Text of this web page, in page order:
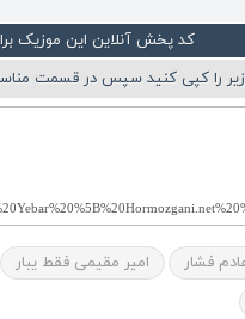
کد پخش آنلاین این موزیک
را کپی کنید سپس در قسمت
فشار امیر مقیمی فقط یبار